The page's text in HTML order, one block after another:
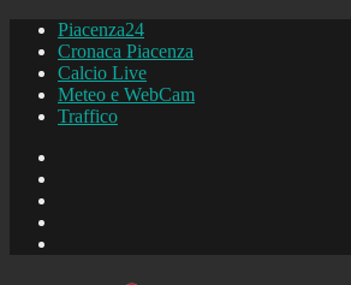
Piacenza24
Cronaca Piacenza
Calcio Live
Meteo e WebCam
Traffico